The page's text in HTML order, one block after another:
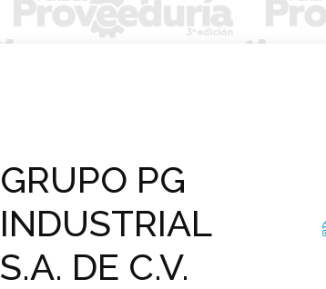
GRUPO PG
INDUSTRIAL
S.A. DE C.V.